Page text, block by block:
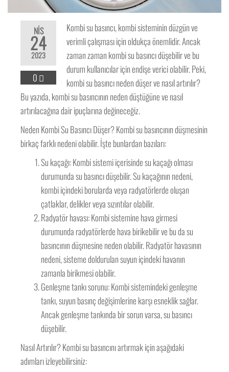
NIS
24
2023
0
Kombi su basıncı, kombi sisteminin düzgün ve
verimli çalışması için oldukça önemlidir. Ancak
zaman zaman kombi su basıncı düşebilir ve bu
durum kullanıcılar için endişe verici olabilir. Peki,
kombi su basıncı neden düşer ve nasıl artırılır?
Bu yazıda, kombi su basıncının neden düştüğüne ve nasıl
artırılacağına dair ipuçlarına değineceğiz.
Neden Kombi Su Basıncı Düşer? Kombi su basıncının düşmesinin
birkaç farklı nedeni olabilir. İşte bunlardan bazıları:
Su kaçağı: Kombi sistemi içerisinde su kaçağı olması
durumunda su basıncı düşebilir. Su kaçağının nedeni,
kombi içindeki borularda veya radyatörlerde oluşan
çatlaklar, delikler veya sızıntılar olabilir.
Radyatör havası: Kombi sistemine hava girmesi
durumunda radyatörlerde hava birikebilir ve bu da su
basıncının düşmesine neden olabilir. Radyatör havasının
nedeni, sisteme doldurulan suyun içindeki havanın
zamanla birikmesi olabilir.
Genleşme tankı sorunu: Kombi sistemindeki genleşme
tankı, suyun basınç değişimlerine karşı esneklik sağlar.
Ancak genleşme tankında bir sorun varsa, su basıncı
düşebilir.
Nasıl Artırılır? Kombi su basıncını artırmak için aşağıdaki
adımları izleyebilirsiniz: